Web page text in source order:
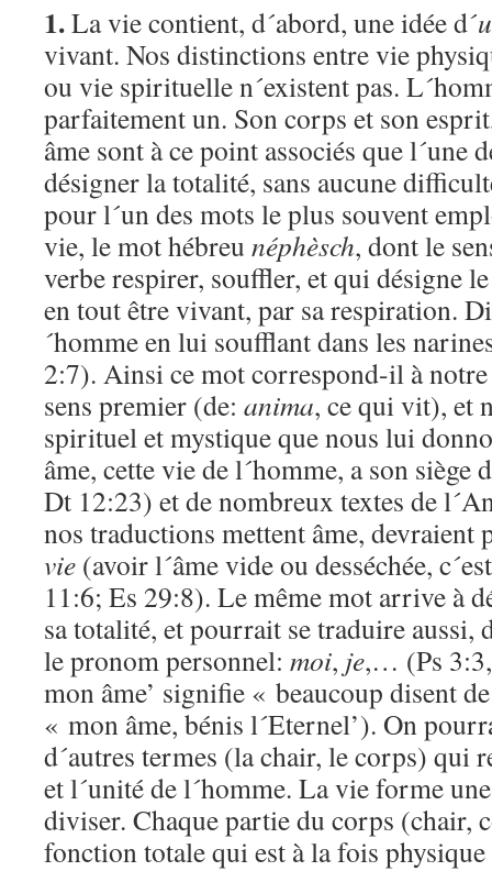
1.La vie contient, d´abord, une idée d´
vivant. Nos distinctions entre vie
ou vie spirituelle n´existent pas.
parfaitement un. Son corps et son
âme sont à ce point associés que l´une
désigner la totalité, sans aucune
pour l´un des mots le plus souvent
vie, le mot hébreu néphèsch, dont le
verbe respirer, souffler, et qui désigne
en tout être vivant, par sa respiration.
´homme en lui soufflant dans les
2:7). Ainsi ce mot correspond-il à
sens premier (de: anima, ce qui vit), et
spirituel et mystique que nous lui
âme, cette vie de l´homme, a son
Dt 12:23) et de nombreux textes de
nos traductions mettent âme, devraient
vie (avoir l´âme vide ou desséchée,
11:6; Es 29:8). Le même mot arrive à
sa totalité, et pourrait se traduire aussi,
le pronom personnel: moi, je,… (Ps
mon âme’ signifie « beaucoup disent
« mon âme, bénis l´Eternel’). On
d´autres termes (la chair, le corps) qui
et l´unité de l´homme. La vie forme
diviser. Chaque partie du corps (chair,
fonction totale qui est à la fois